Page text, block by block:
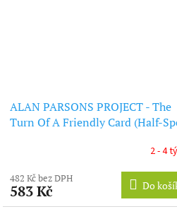
ALAN PARSONS PROJECT - The
Turn Of A Friendly Card (Half-
2 - 4
482 Kč bez DPH
583 Kč Do